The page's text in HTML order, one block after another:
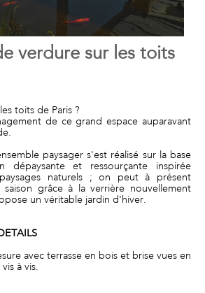
verdure sur les toits
toits de Paris ?
de ce grand espace auparavant
paysager s'est réalisé sur la base
dépaysante et ressourçante inspirée
naturels ; on peut à présent
grâce à la verrière nouvellement
un véritable jardin d'hiver.
avec terrasse en bois et brise vues en
à vis.